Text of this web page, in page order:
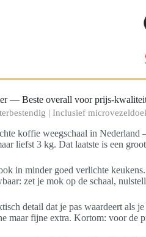
— Beste overall voor prijs-
| Inclusief
koffie weegschaal in
liefst 3 kg. Dat laatste is een
in minder goed verlichte
zet je mok op de schaal,
detail dat je pas waardeert
maar fijne extra. Kortom: voor de